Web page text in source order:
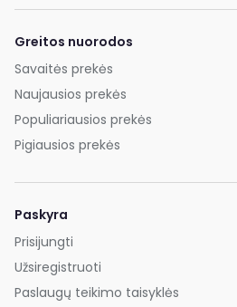
Greitos nuorodos
Savaitės prekės
Naujausios prekės
Populiariausios prekės
Pigiausios prekės
Paskyra
Prisijungti
Užsiregistruoti
Paslaugų teikimo taisyklės